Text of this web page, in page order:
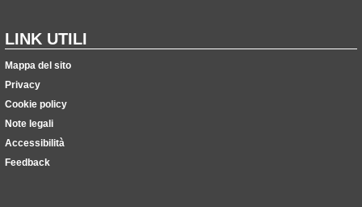
LINK UTILI
Mappa del sito
Privacy
Cookie policy
Note legali
Accessibilità
Feedback